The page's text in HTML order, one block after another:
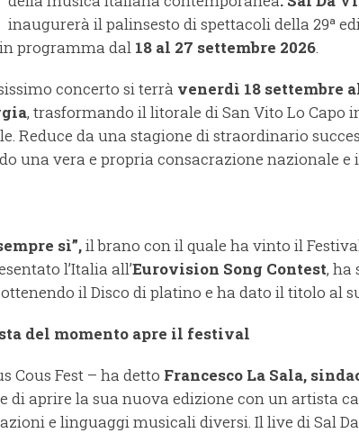
inaugurerà il palinsesto di spettacoli della 29ª
in programma dal 18 al 27 settembre 2026.
concerto si terrà venerdì 18 settembre
, trasformando il litorale di San Vito Lo Capo
Reduce da una stagione di straordinario
una vera e propria consacrazione nazionale e
sì”,il brano con il quale ha vinto il
l’Italia all’Eurovision Song Contest, ha
il Disco di platino e ha dato il titolo al
del momento apre il festival
Cous Fest – ha detto Francesco La Sala,
di aprire la sua nuova edizione con un artista
e linguaggi musicali diversi. Il live di Sal